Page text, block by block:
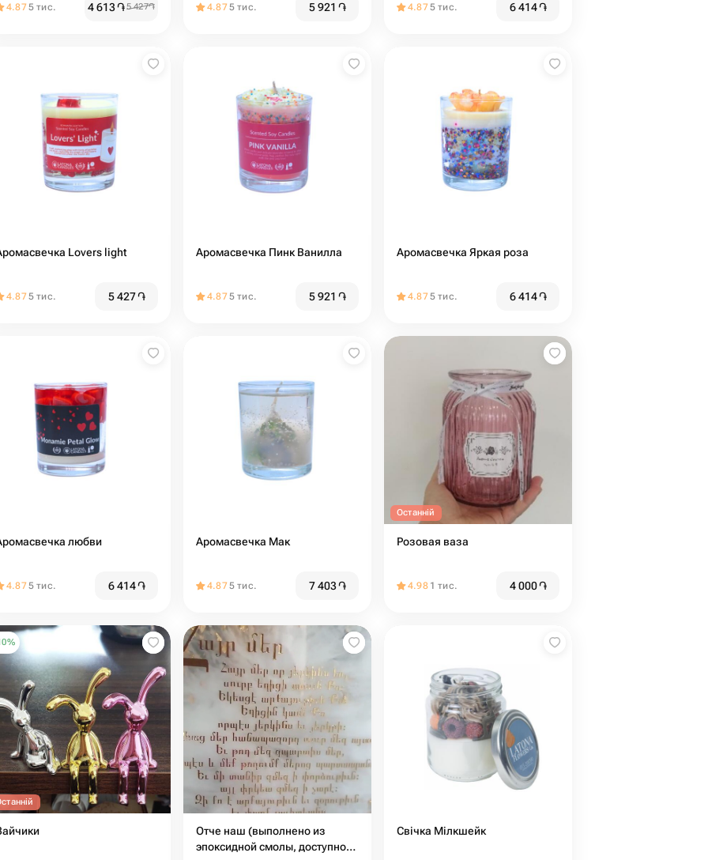
4.875 тис. 4 613֏5 427֏ 4.875 тис. 5 921 ֏ 4.875 тис. 6 414֏
Lovers light
4.875 тис. 5 427֏
Аромасвечка Пинк Ванилла
4.875 тис. 5 921 ֏
Аромасвечка Яркая роза
4.875 тис. 6 414֏
любви
4.875 тис. 6 414֏
Аромасвечка Мак
4.875 тис. 7 403֏
Останній
Розовая ваза
4.98 1 тис. 4 000֏
%
Отче наш (выполнено из
эпоксидной смолы, доступно
Свічка Мілкшейк